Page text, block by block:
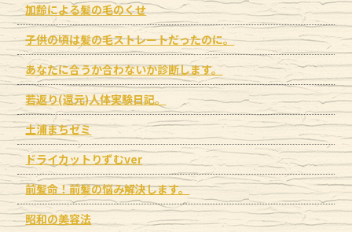
加齢による髪の毛のくせ
子供の頃は髪の毛ストレートだったのに。
あなたに合うか合わないか診断します。
若返り(還元)人体実験日記。
土浦まちゼミ
ドライカットりずむver
前髪命！前髪の悩み解決します。
昭和の美容法